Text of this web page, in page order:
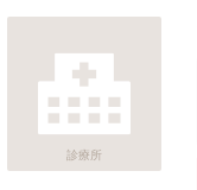
診療所